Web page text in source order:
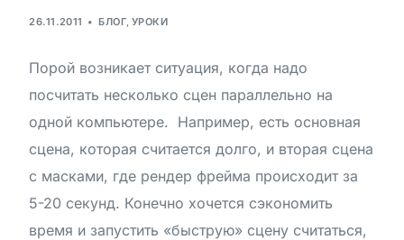
26.11.2011 БЛОГ,УРОКИ
Порой возникает ситуация, когда надо
посчитать несколько сцен параллельно на
одной компьютере. Например, есть основная
сцена, которая считается долго, и вторая сцена
с масками, где рендер фрейма происходит за
5-20 секунд. Конечно хочется сэкономить
время и запустить «быструю» сцену считаться,